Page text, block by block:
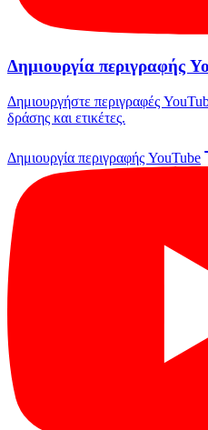
Δημιουργία περιγραφής
Δημιουργήστε περιγραφές
δράσης και ετικέτες.
Δημιουργία περιγραφής YouTube